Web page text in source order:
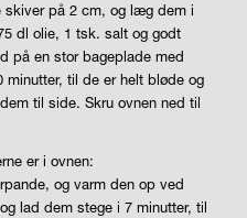
skiver på 2 cm, og læg dem i
dl olie, 1 tsk. salt og godt
på en stor bageplade med
minutter, til de er helt bløde og
til side. Skru ovnen ned til
er i ovnen:
og varm den op ved
lad dem stege i 7 minutter, til